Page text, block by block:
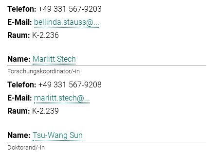
+49 331 567-9203
bellinda.stauss@...
K-2.236
Marlitt Stech
Forschungskoordinator/-in
+49 331 567-9208
marlitt.stech@...
K-2.239
Tsu-Wang Sun
Doktorand/-in